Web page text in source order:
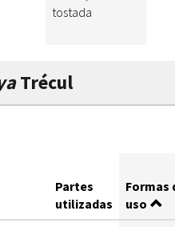
tostada
Trécul
Partes
utilizadas
Formas
uso